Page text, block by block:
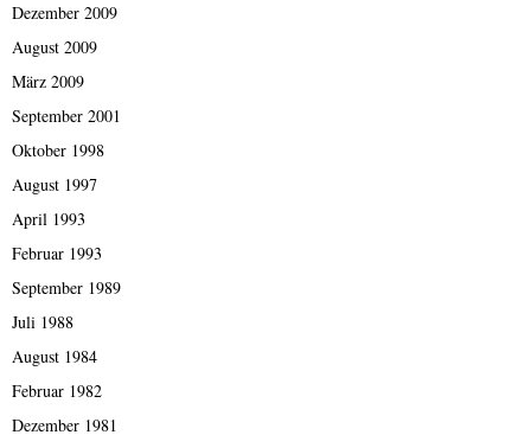
Dezember 2009
August 2009
März 2009
September 2001
Oktober 1998
August 1997
April 1993
Februar 1993
September 1989
Juli 1988
August 1984
Februar 1982
Dezember 1981